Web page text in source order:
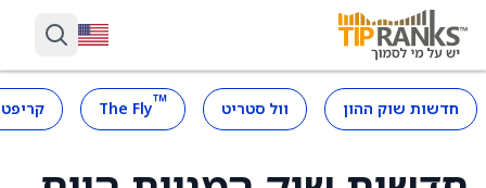
חדשות שוק ההון וול סטריט ™
The Fly